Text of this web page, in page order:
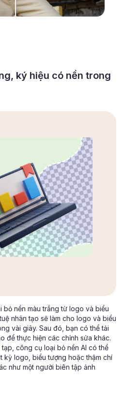
ký hiệu có nền trong
bỏ nền màu trắng từ logo và biểu
nhân tạo sẽ làm cho logo và biểu
vài giây. Sau đó, bạn có thể tải
để thực hiện các chỉnh sửa khác.
công cụ loại bỏ nền AI có thể
kỳ logo, biểu tượng hoặc thậm chí
như một người biên tập ảnh